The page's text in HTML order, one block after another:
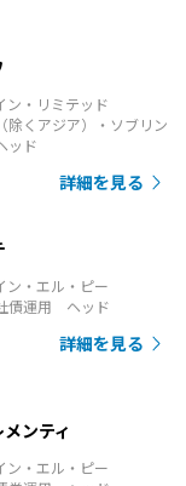
ン・リミテッド
除くアジア）・ソブリン
ッド
詳細を見る
ン・エル・ピー
債運用 ヘッド
詳細を見る
ンティ
ン・エル・ピー